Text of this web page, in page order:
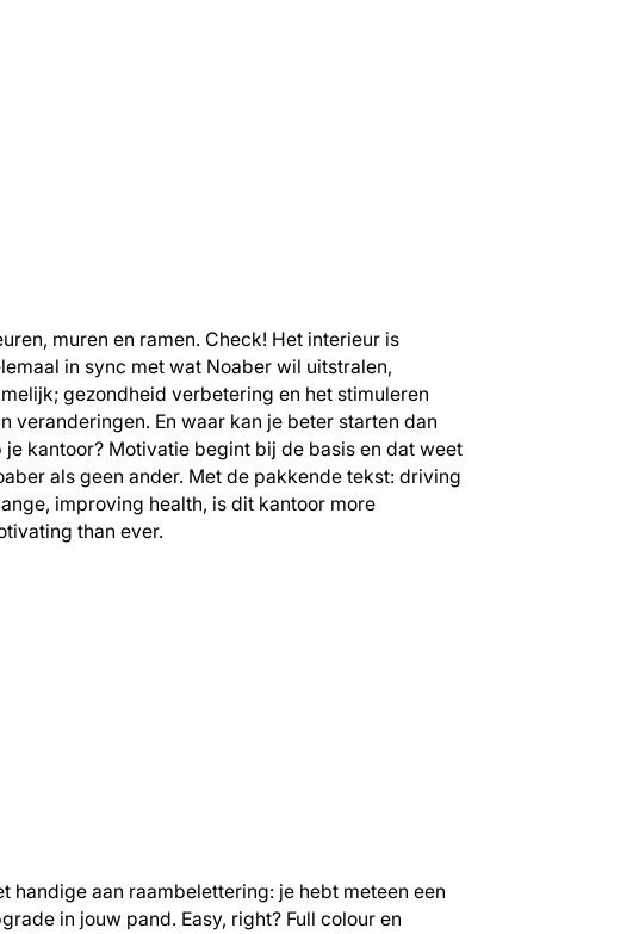
muren en ramen. Check! Het interieur is
in sync met wat Noaber wil uitstralen,
gezondheid verbetering en het stimuleren
veranderingen. En waar kan je beter starten dan
je kantoor? Motivatie begint bij de basis en dat weet
als geen ander. Met de pakkende tekst: driving
improving health, is dit kantoor more
than ever.
handige aan raambelettering: je hebt meteen een
in jouw pand. Easy, right? Full colour en